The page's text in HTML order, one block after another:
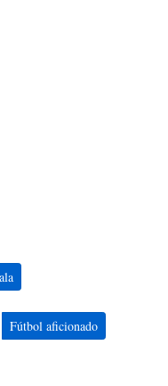
Fútbol aficionado